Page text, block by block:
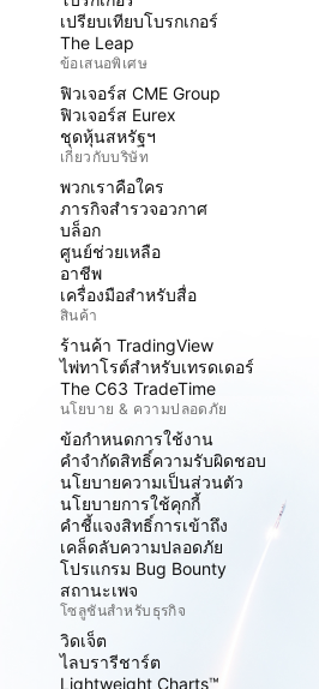
เปรียบเทียบโบรกเกอร์
The Leap
ข้อเสนอพิเศษ
ฟิวเจอร์ส CME Group
ฟิวเจอร์ส Eurex
ชุดหุ้นสหรัฐฯ
เกี่ยวกับบริษัท
พวกเราคือใคร
ภารกิจสำรวจอวกาศ
บล็อก
ศูนย์ช่วยเหลือ
อาชีพ
เครื่องมือสำหรับสื่อ
สินค้า
ร้านค้า TradingView
ไพ่ทาโรต์สำหรับเทรดเดอร์
The C63 TradeTime
นโยบาย & ความปลอดภัย
ข้อกำหนดการใช้งาน
คำจำกัดสิทธิ์ความรับผิดชอบ
นโยบายความเป็นส่วนตัว
นโยบายการใช้คุกกี้
คำชี้แจงสิทธิ์การเข้าถึง
เคล็ดลับความปลอดภัย
โปรแกรม Bug Bounty
สถานะเพจ
โซลูชันสำหรับธุรกิจ
วิดเจ็ต
ไลบรารีชาร์ต
Lightweight Charts™